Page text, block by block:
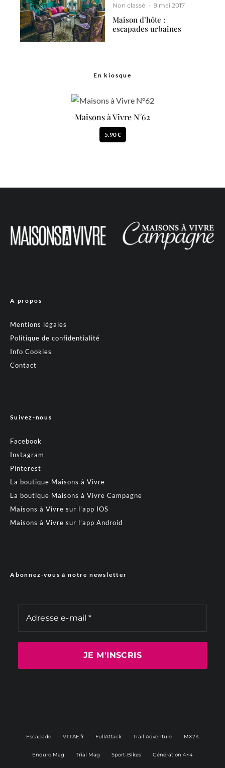
Non classé · 9 mai 2017
Maison d’hôte :
escapades urbaines
En kiosque
Maisons à Vivre N°62
5.90 €
A propos
Mentions légales
Politique de confidentialité
Info Cookies
Contact
Suivez-nous
Facebook
Instagram
Pinterest
La boutique Maisons à Vivre
La boutique Maisons à Vivre Campagne
Maisons à Vivre sur l’app IOS
Maisons à Vivre sur l’app Android
Abonnez-vous à notre newsletter
Escapade VTTAE.fr FullAttack Trail Adventure MX2K
Enduro Mag Trial Mag Sport-Bikes Génération 4×4